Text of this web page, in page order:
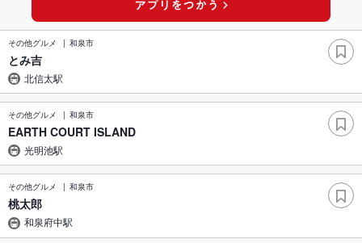
その他グルメ 和泉市
とみ吉
北信太駅
その他グルメ 和泉市
EARTH COURT ISLAND
光明池駅
その他グルメ 和泉市
桃太郎
和泉府中駅